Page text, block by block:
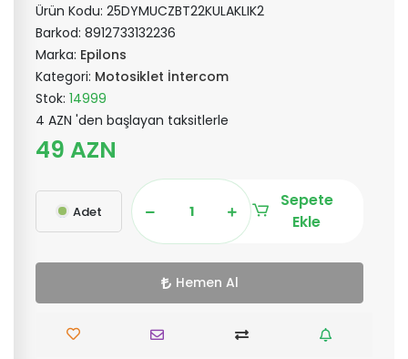
Ürün Kodu: 25DYMUCZBT22KULAKLIK2
Barkod: 8912733132236
Marka: Epilons
Kategori: Motosiklet İntercom
Stok: 14999
4 AZN 'den başlayan taksitlerle
49 AZN
Adet
Sepete
Ekle
Hemen Al